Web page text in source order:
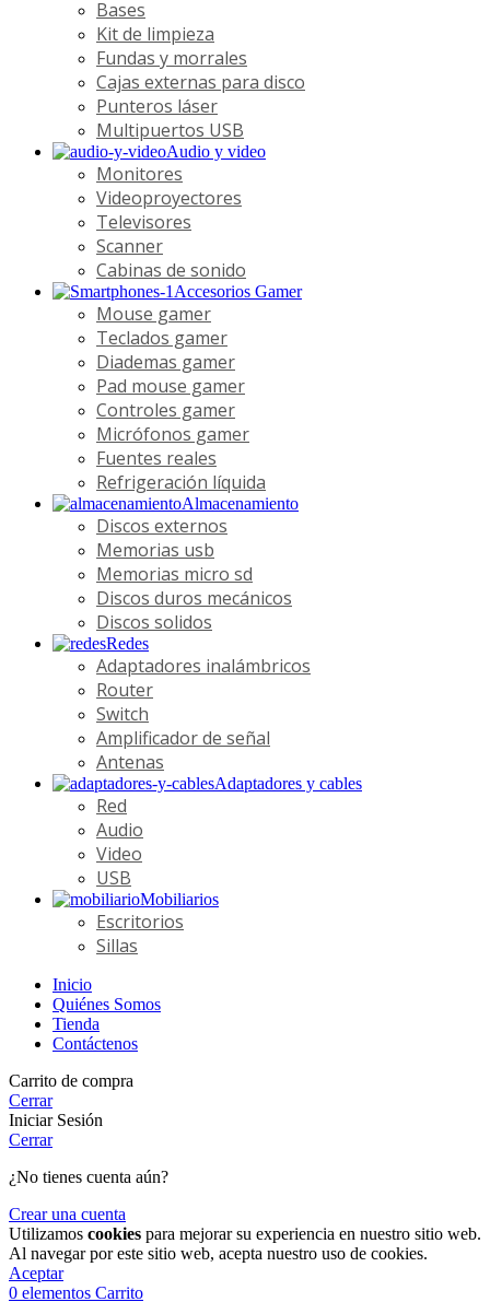
Bases
Kit de limpieza
Fundas y morrales
Cajas externas para disco
Punteros láser
Multipuertos USB
Audio y video
Monitores
Videoproyectores
Televisores
Scanner
Cabinas de sonido
Accesorios Gamer
Mouse gamer
Teclados gamer
Diademas gamer
Pad mouse gamer
Controles gamer
Micrófonos gamer
Fuentes reales
Refrigeración líquida
Almacenamiento
Discos externos
Memorias usb
Memorias micro sd
Discos duros mecánicos
Discos solidos
Redes
Adaptadores inalámbricos
Router
Switch
Amplificador de señal
Antenas
Adaptadores y cables
Red
Audio
Video
USB
Mobiliarios
Escritorios
Sillas
Inicio
Quiénes Somos
Tienda
Contáctenos
Carrito de compra
Cerrar
Iniciar Sesión
Cerrar
¿No tienes cuenta aún?
Crear una cuenta
Utilizamos cookies para mejorar su experiencia en nuestro sitio web.
Al navegar por este sitio web, acepta nuestro uso de cookies.
Aceptar
0 elementos Carrito